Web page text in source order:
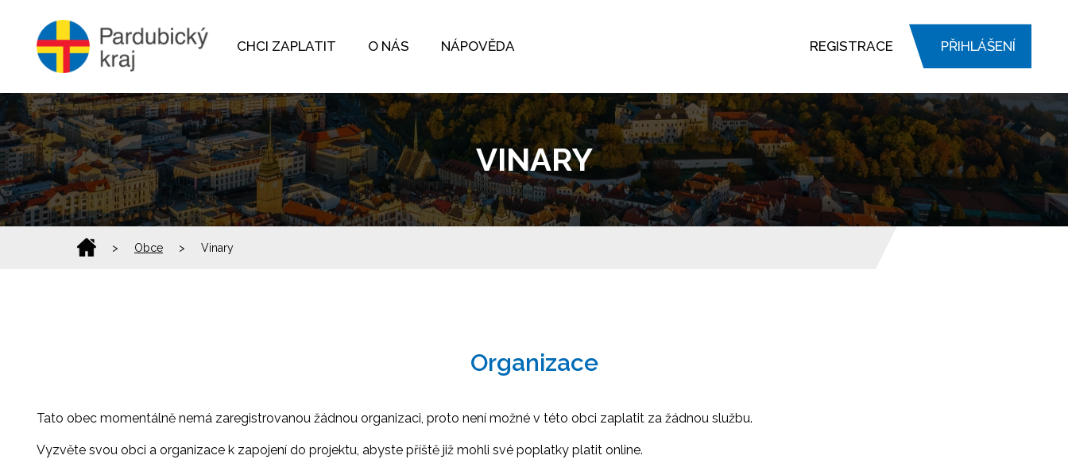
CHCI ZAPLATIT O NÁS NÁPOVĚDA REGISTRACE PŘIHLÁŠENÍ
VINARY
> Obce > Vinary
Organizace
Tato obec momentálně nemá zaregistrovanou žádnou organizaci, proto není možné v této obci zaplatit za žádnou službu.
Vyzvěte svou obci a organizace k zapojení do projektu, abyste příště již mohli své poplatky platit online.